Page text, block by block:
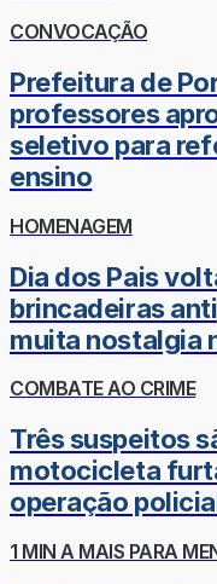
CONVOCAÇÃO
Prefeitura de
professores
seletivo para
ensino
HOMENAGEM
Dia dos Pais
brincadeiras
muita nostalgia
COMBATE AO CRIME
Três suspeitos
motocicleta
operação
1 MIN A MAIS PARA